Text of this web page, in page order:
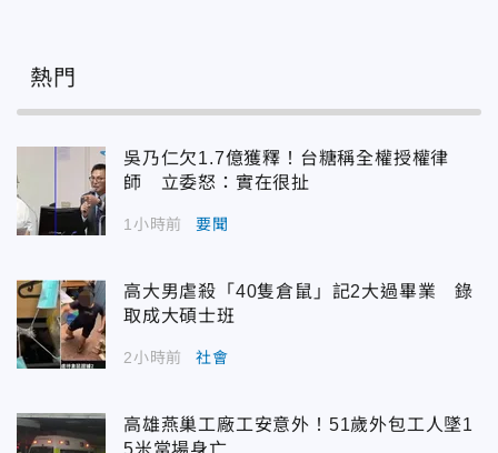
熱門
吳乃仁欠1.7億獲釋！台糖稱全權授權律
師 立委怒：實在很扯
1小時前 要聞
高大男虐殺「40隻倉鼠」記2大過畢業 錄
取成大碩士班
2小時前 社會
高雄燕巢工廠工安意外！51歲外包工人墜1